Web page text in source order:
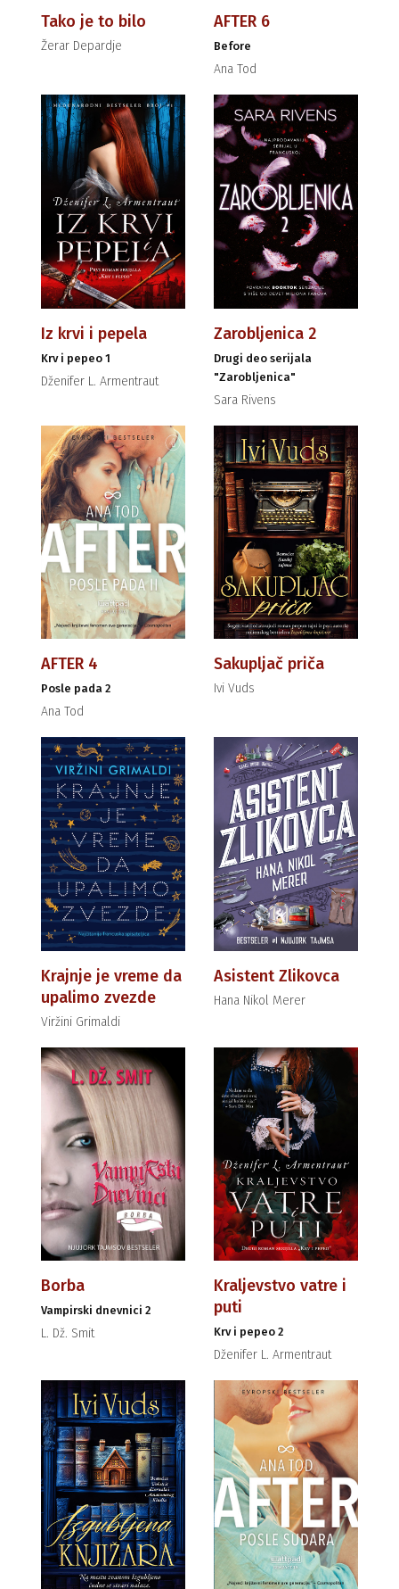
Tako je to bilo
Žerar Depardje
AFTER 6
Before
Ana Tod
Iz krvi i pepela
Krv i pepeo 1
Dženifer L. Armentraut
Zarobljenica 2
Drugi deo serijala
"Zarobljenica"
Sara Rivens
AFTER 4
Posle pada 2
Ana Tod
Sakupljač priča
Ivi Vuds
Krajnje je vreme da
upalimo zvezde
Viržini Grimaldi
Asistent Zlikovca
Hana Nikol Merer
Borba
Vampirski dnevnici 2
L. Dž. Smit
Kraljevstvo vatre i
puti
Krv i pepeo 2
Dženifer L. Armentraut